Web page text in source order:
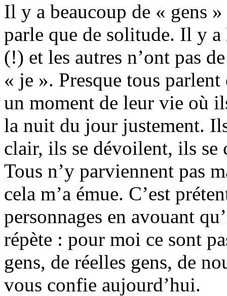
Il y a beaucoup de « gens
parle que de solitude. Il y
(!) et les autres n’ont pas
« je ». Presque tous
un moment de leur vie où
la nuit du jour justement.
clair, ils se dévoilent, ils se
Tous n’y parviennent pas
cela m’a émue. C’est
personnages en avouant
répète : pour moi ce sont
gens, de réelles gens, de
vous confie aujourd’hui.